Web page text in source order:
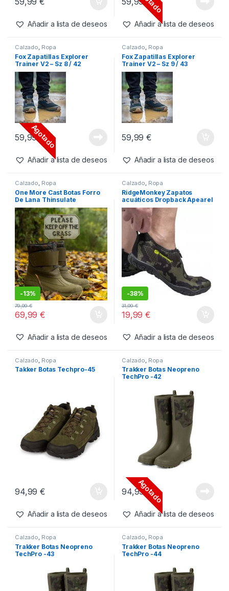
Añadir a lista de deseos Añadir a lista de deseos
Calzado, Ropa
Fox Zapatillas Explorer
Trainer V2 – Sz 8 / 42
Agotado
59,99€
Añadir a lista de deseos
Calzado, Ropa
Fox Zapatillas Explorer
Trainer V2 – Sz 9 / 43
59,99€
Añadir a lista de deseos
Calzado, Ropa
One More Cast Botas Forro
De Lana Thinsulate
Térmico-44
-13%
69,99€
79,99€
Añadir a lista de deseos
Calzado, Ropa
RidgeMonkey Zapatos
acuáticos Dropback Apearel
Camo Talla UK12 (EU47)
-38%
19,99€
31,99€
Añadir a lista de deseos
Calzado Ropa
Takker Botas Techpro-45
94,99€
Añadir a lista de deseos
Calzado Ropa
Trakker Botas Neopreno
TechPro -42
Agotado
94,99€
Añadir a lista de deseos
Calzado, Ropa
Trakker Botas Neopreno
TechPro -43
Calzado, Ropa
Trakker Botas Neopreno
TechPro -44